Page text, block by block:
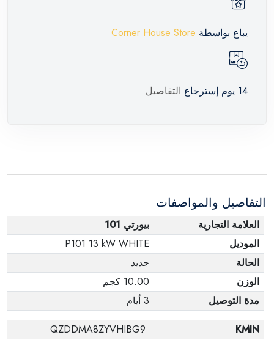
يباع بواسطة Corner House Store
14 يوم إسترجاع التفاصيل
التفاصيل والمواصفات
العلامة التجارية
بيورتي 101
الموديل
P101 13 kW WHITE
الحالة
جديد
الوزن
10.00 كجم
مدة التوصيل
3 أيام
KMIN
QZDDMA8ZYVHIBG9